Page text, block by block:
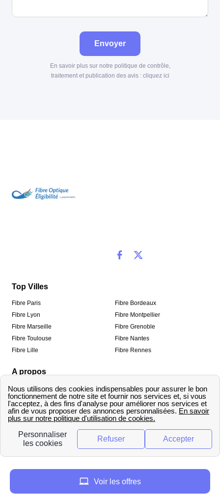
Envoyer
En savoir plus sur notre politique de contrôle,
traitement et publication des avis : cliquez ici
Top Villes
Fibre Paris
Fibre Lyon
Fibre Marseille
Fibre Toulouse
Fibre Lille
Fibre Bordeaux
Fibre Montpellier
Fibre Grenoble
Fibre Nantes
Fibre Rennes
A propos
Qui sommes-nous ?
Informations de contact
Méthodologie de classement
Mentions légales
Traitement des avis
Copyright © fibre-optique-eligibilite.fr 2026 – Tous
droits réservés
Voir les offres